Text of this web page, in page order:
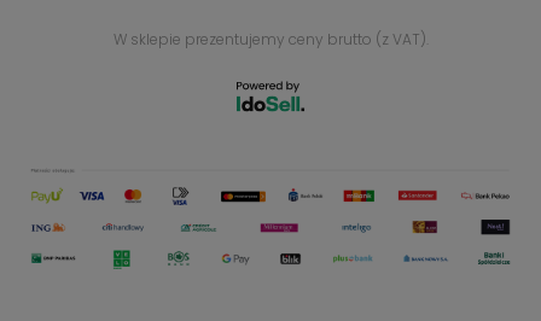
W sklepie prezentujemy ceny brutto (z VAT).